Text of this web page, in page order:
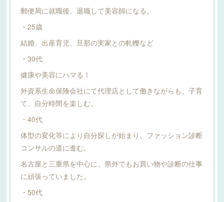
郵便局に就職後、退職して美容師になる。
・25歳
結婚、出産育児、旦那の実家との軋轢など
・30代
健康や美容にハマる！
外資系生命保険会社にて代理店として働きながらも、子育
て、自分時間を楽しむ。
・40代
体型の変化等により自分探しが始まり、ファッション診断
コンサルの道に進む。
名古屋と三重県を中心に、県外でもお買い物や診断の仕事
に頑張っていました。
・50代